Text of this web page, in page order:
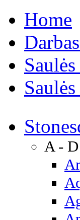
Home
Stones
A - D